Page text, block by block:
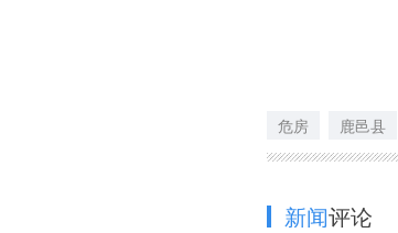
危房 鹿邑县
新闻评论